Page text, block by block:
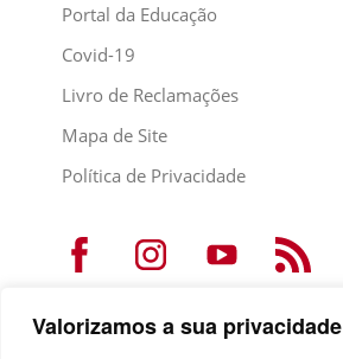
Valorizamos a sua privacidade
Portal da Educação
Covid-19
Livro de Reclamações
Mapa de Site
Política de Privacidade